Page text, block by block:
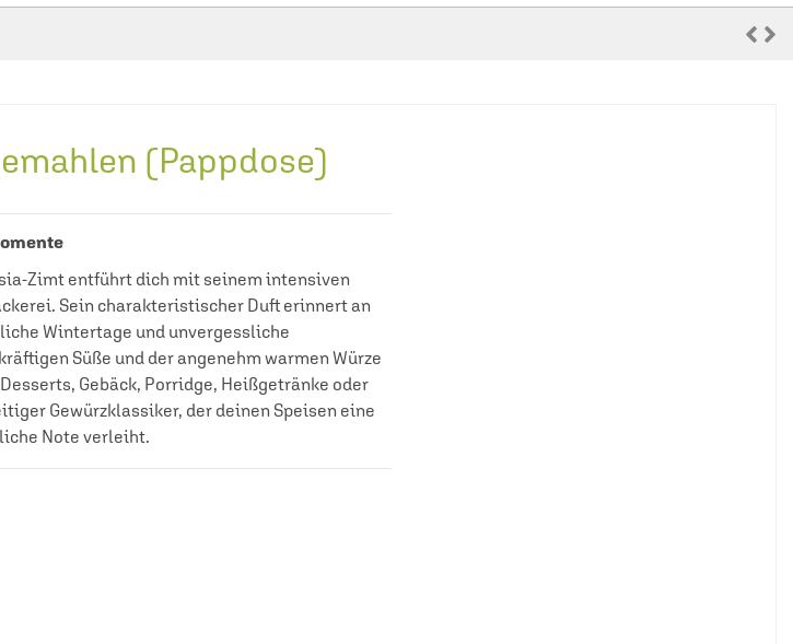
(Pappdose)
Zimt entführt dich mit seinem intensiven
Sein charakteristischer Duft erinnert an
Wintertage und unvergessliche
Süße und der angenehm warmen Würze
Gebäck, Porridge, Heißgetränke oder
Gewürzklassiker, der deinen Speisen eine
Note verleiht.